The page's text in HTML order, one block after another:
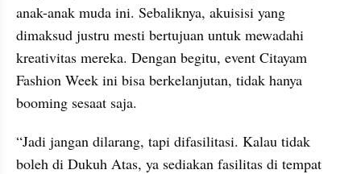
anak-anak muda ini. Sebaliknya, akuisisi yang
dimaksud justru mesti bertujuan untuk mewadahi
kreativitas mereka. Dengan begitu, event Citayam
Fashion Week ini bisa berkelanjutan, tidak hanya
booming sesaat saja.
“Jadi jangan dilarang, tapi difasilitasi. Kalau tidak
boleh di Dukuh Atas, ya sediakan fasilitas di tempat